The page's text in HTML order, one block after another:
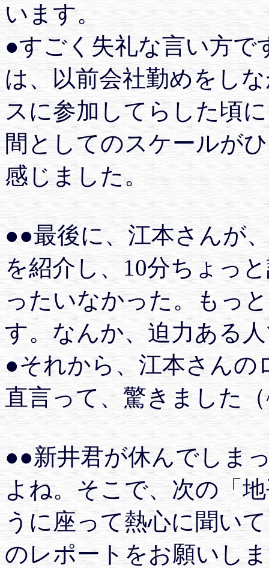
います。
●すごく失礼な言い方で
は、以前会社勤めをし
スに参加してらした頃
間としてのスケールが
感じました。
●●最後に、江本さんが
を紹介し、10分ちょっ
ったいなかった。もっ
す。なんか、迫力ある
●それから、江本さんの
直言って、驚きました
●●新井君が休んでしま
よね。そこで、次の「
うに座って熱心に聞い
のレポートをお願いし